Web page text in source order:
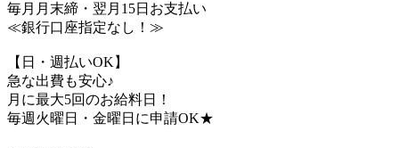
毎月月末締・翌月15日お支払い
≪銀行口座指定なし！≫
【日・週払いOK】
急な出費も安心♪
月に最大5回のお給料日！
毎週火曜日・金曜日に申請OK★